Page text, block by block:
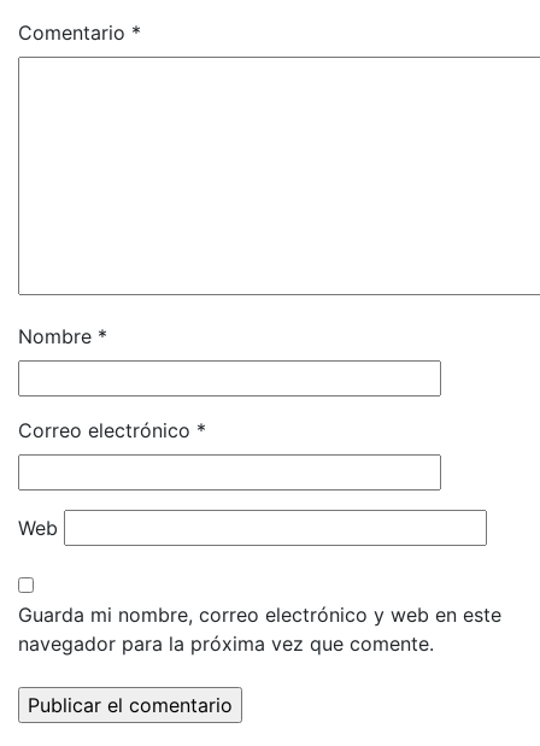
Comentario *
Nombre *
Correo electrónico *
Web
Guarda mi nombre, correo electrónico y web en este
navegador para la próxima vez que comente.